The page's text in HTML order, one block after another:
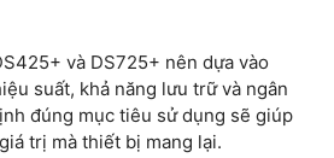
và DS725+ nên dựa vào
suất, khả năng lưu trữ và ngân
đúng mục tiêu sử dụng sẽ giúp
trị mà thiết bị mang lại.